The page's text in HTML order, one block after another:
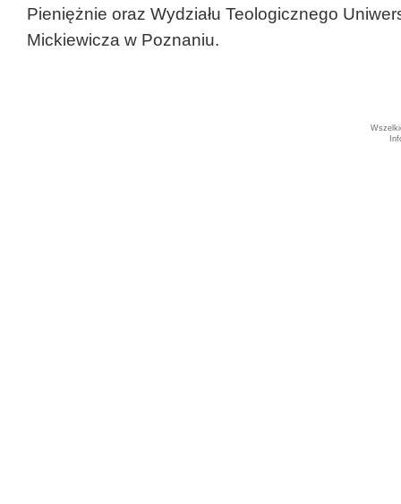
Pieniężnie oraz Wydziału Teologicznego
Mickiewicza w Poznaniu.